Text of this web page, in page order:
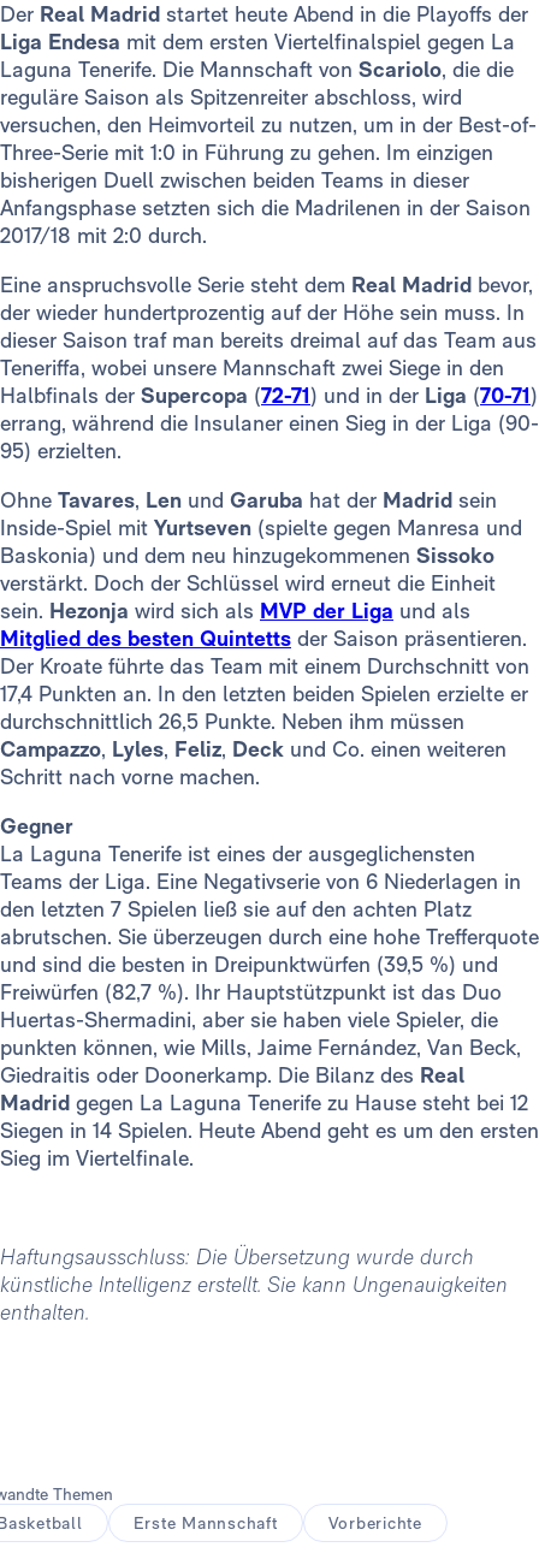
Der Real Madrid startet heute Abend in die Playoffs der
Liga Endesa mit dem ersten Viertelfinalspiel gegen La
Laguna Tenerife. Die Mannschaft von Scariolo, die die
reguläre Saison als Spitzenreiter abschloss, wird
versuchen, den Heimvorteil zu nutzen, um in der Best-of-
Three-Serie mit 1:0 in Führung zu gehen. Im einzigen
bisherigen Duell zwischen beiden Teams in dieser
Anfangsphase setzten sich die Madrilenen in der Saison
2017/18 mit 2:0 durch.
Eine anspruchsvolle Serie steht dem Real Madrid bevor,
der wieder hundertprozentig auf der Höhe sein muss. In
dieser Saison traf man bereits dreimal auf das Team aus
Teneriffa, wobei unsere Mannschaft zwei Siege in den
Halbfinals der Supercopa (72-71) und in der Liga (70-71)
errang, während die Insulaner einen Sieg in der Liga (90-
95) erzielten.
Ohne Tavares, Len und Garuba hat der Madrid sein
Inside-Spiel mit Yurtseven (spielte gegen Manresa und
Baskonia) und dem neu hinzugekommenen Sissoko
verstärkt. Doch der Schlüssel wird erneut die Einheit
sein. Hezonja wird sich als MVP der Liga und als
Mitglied des besten Quintetts der Saison präsentieren.
Der Kroate führte das Team mit einem Durchschnitt von
17,4 Punkten an. In den letzten beiden Spielen erzielte er
durchschnittlich 26,5 Punkte. Neben ihm müssen
Campazzo, Lyles, Feliz, Deck und Co. einen weiteren
Schritt nach vorne machen.
Gegner
La Laguna Tenerife ist eines der ausgeglichensten
Teams der Liga. Eine Negativserie von 6 Niederlagen in
den letzten 7 Spielen ließ sie auf den achten Platz
abrutschen. Sie überzeugen durch eine hohe Trefferquote
und sind die besten in Dreipunktwürfen (39,5 %) und
Freiwürfen (82,7 %). Ihr Hauptstützpunkt ist das Duo
Huertas-Shermadini, aber sie haben viele Spieler, die
punkten können, wie Mills, Jaime Fernández, Van Beck,
Giedraitis oder Doonerkamp. Die Bilanz des Real
Madrid gegen La Laguna Tenerife zu Hause steht bei 12
Siegen in 14 Spielen. Heute Abend geht es um den ersten
Sieg im Viertelfinale.
Haftungsausschluss: Die Übersetzung wurde durch
künstliche Intelligenz erstellt. Sie kann Ungenauigkeiten
enthalten.
Themen
Erste Mannschaft Vorberichte